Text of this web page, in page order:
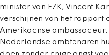
minister van EZK, Vincent
verschijnen van het rapport
Amerikaanse ambassadeur.
Nederlandse ambtenaren